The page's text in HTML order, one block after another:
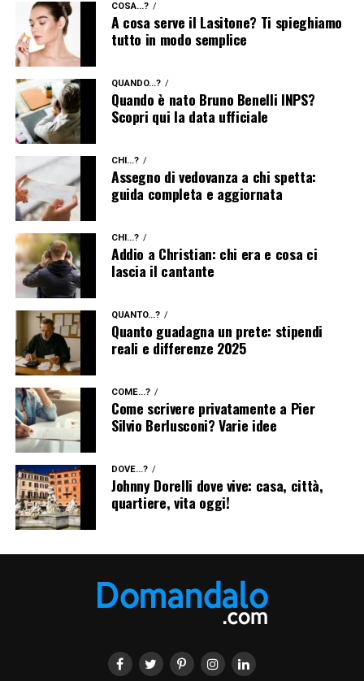
COSA...?
A cosa serve il Lasitone? Ti spieghiamo
tutto in modo semplice
QUANDO...?
Quando è nato Bruno Benelli INPS?
Scopri qui la data ufficiale
CHI...?
Assegno di vedovanza a chi spetta:
guida completa e aggiornata
CHI...?
Addio a Christian: chi era e cosa ci
lascia il cantante
QUANTO...?
Quanto guadagna un prete: stipendi
reali e differenze 2025
COME...?
Come scrivere privatamente a Pier
Silvio Berlusconi? Varie idee
DOVE...?
Johnny Dorelli dove vive: casa, città,
quartiere, vita oggi!
FacebookTwitter Linkedin